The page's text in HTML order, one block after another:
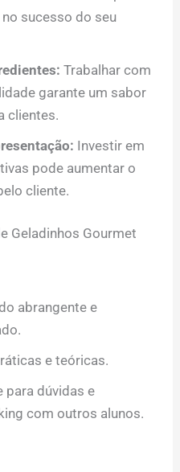
sucesso do seu
Trabalhar com
garante um sabor
clientes.
Investir em
pode aumentar o
cliente.
Geladinhos Gourmet
abrangente e
e teóricas.
para dúvidas e
com outros alunos.